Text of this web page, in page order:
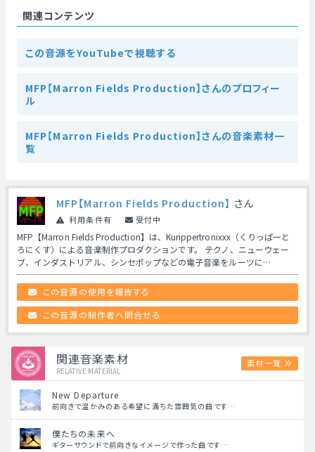
関連コンテンツ
この音源をYouTubeで視聴する
MFP【Marron Fields Production】さんのプロフィー
ル
MFP【Marron Fields Production】さんの音楽素材一
覧
MFP【Marron Fields Production】 さん
利用条件有 受付中
MFP【Marron Fields Production】は、Kurippertronixxx（くりっぱーと
ろにくす）による音楽制作プロダクションです。 テクノ、ニューウェー
ブ、インダストリアル、シンセポップなどの電子音楽をルーツに…
この音源の使用を報告する
この音源の制作者へ問合せる
関連音楽素材
RELATIVE MATERIAL
素材一覧
New Departure
前向きで温かみのある希望に満ちた雰囲気の曲です…
僕たちの未来へ
ギターサウンドで前向きなイメージで作った曲です…